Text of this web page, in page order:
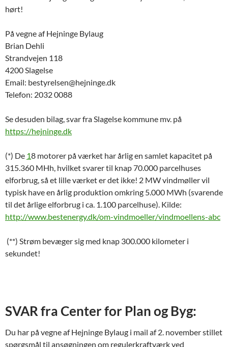
hørt!
På vegne af Hejninge Bylaug
Brian Dehli
Strandvejen 118
4200 Slagelse
Email: bestyrelsen@hejninge.dk
Telefon: 2032 0088
Se desuden bilag, svar fra Slagelse kommune mv. på
https://hejninge.dk
(*) De 18 motorer på værket har årlig en samlet kapacitet på
315.360 MHh, hvilket svarer til knap 70.000 parcelhuses
elforbrug, så et lille værket er det ikke! 2 MW vindmøller vil
typisk have en årlig produktion omkring 5.000 MWh (svarende
til det årlige elforbrug i ca. 1.100 parcelhuse). Kilde:
http://www.bestenergy.dk/om-vindmoeller/vindmoellens-abc
(**) Strøm bevæger sig med knap 300.000 kilometer i
sekundet!
SVAR fra Center for Plan og Byg:
Du har på vegne af Hejninge Bylaug i mail af 2. november stillet
spørgsmål til ansøgningen om regulerkraftværk ved